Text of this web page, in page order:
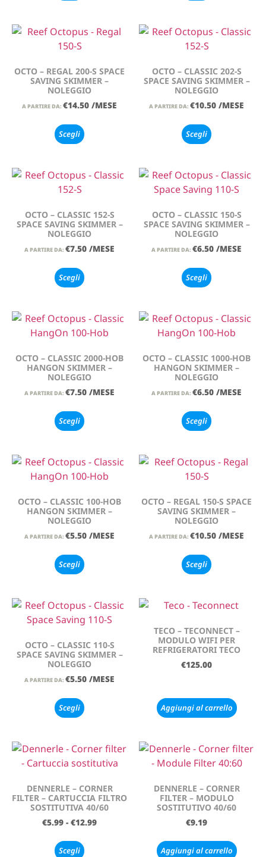
OCTO – REGAL 200-S SPACE
SAVING SKIMMER –
NOLEGGIO
A PARTIRE DA: €14.50 /MESE
Scegli
OCTO – CLASSIC 202-S
SPACE SAVING SKIMMER –
NOLEGGIO
A PARTIRE DA: €10.50 /MESE
Scegli
OCTO – CLASSIC 152-S
SPACE SAVING SKIMMER –
NOLEGGIO
A PARTIRE DA: €7.50 /MESE
Scegli
OCTO – CLASSIC 150-S
SPACE SAVING SKIMMER –
NOLEGGIO
A PARTIRE DA: €6.50 /MESE
Scegli
OCTO – CLASSIC 2000-HOB
HANGON SKIMMER –
NOLEGGIO
A PARTIRE DA: €7.50 /MESE
Scegli
OCTO – CLASSIC 1000-HOB
HANGON SKIMMER –
NOLEGGIO
A PARTIRE DA: €6.50 /MESE
Scegli
OCTO – CLASSIC 100-HOB
HANGON SKIMMER –
NOLEGGIO
A PARTIRE DA: €5.50 /MESE
Scegli
OCTO – REGAL 150-S SPACE
SAVING SKIMMER –
NOLEGGIO
A PARTIRE DA: €10.50 /MESE
Scegli
OCTO – CLASSIC 110-S
SPACE SAVING SKIMMER –
NOLEGGIO
A PARTIRE DA: €5.50 /MESE
Scegli
TECO – TECONNECT –
MODULO WIFI PER
REFRIGERATORI TECO
€125.00
Aggiungi al carrello
DENNERLE – CORNER
FILTER – CARTUCCIA FILTRO
SOSTITUTIVA 40/60
€5.99 - €12.99
Scegli
DENNERLE – CORNER
FILTER – MODULO
SOSTITUTIVO 40/60
€9.19
Aggiungi al carrello